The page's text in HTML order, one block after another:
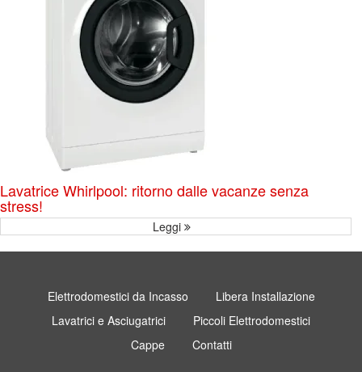
Lavatrice Whirlpool: ritorno dalle vacanze senza
stress!
Leggi
Elettrodomestici da Incasso
Libera Installazione
Lavatrici e Asciugatrici
Piccoli Elettrodomestici
Cappe
Contatti